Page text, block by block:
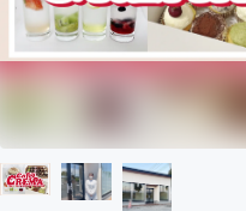
ビジネス・起業
まちづくり・地
CAMPFIRE for Social